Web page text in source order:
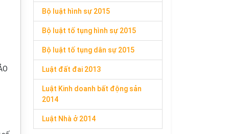
Bộ luật hình sự 2015
Bộ luật tố tụng hình sự 2015
Bộ luật tố tụng dân sự 2015
Luật đất đai 2013
Luật Kinh doanh bất động sản
2014
Luật Nhà ở 2014